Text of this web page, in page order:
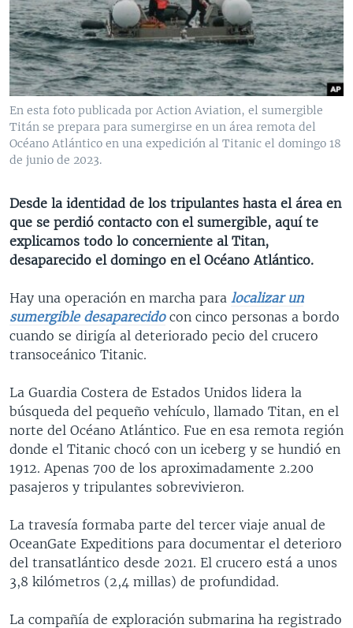
VENEZUELA
BRASIL
NICARAGUA
ECONOMÍA
ENTRETENIMIENTO Y CULTURA
TECNOLOGÍA
DEPORTES
CIENCIA Y SALUD
MULTIMEDIA
VIDEOS
FOTOGRAFÍA
AUDIOS
PROGRAMAS TV
EL MUNDO AL DÍA
FORO INTERAMERICANO
VISIÓN 360
LAS CLAVES
RADIO
AVANCE INFORMATIVO
AUDIONOTICIAS
BUENOS DÍAS AMÉRICA
EL MUNDO AL DÍA [RADIO]
FORO [RADIO]
DEPORTIVO INTERNACIONAL
NOTA ECONÓMICA
ENTRETENIMIENTO
DIRECT
DOCUMENTALES DE LA VOA
Learning English
SÍGANOS
En esta foto publicada por Action Aviation, el sumergible
Titán se prepara para sumergirse en un área remota del
Océano Atlántico en una expedición al Titanic el domingo 18
de junio de 2023.
Desde la identidad de los tripulantes hasta el área en
que se perdió contacto con el sumergible, aquí te
explicamos todo lo concerniente al Titan,
desaparecido el domingo en el Océano Atlántico.
Hay una operación en marcha para localizar un
sumergible desaparecidocon cinco personas a bordo
cuando se dirigía al deteriorado pecio del crucero
transoceánico Titanic.
La Guardia Costera de Estados Unidos lidera la
búsqueda del pequeño vehículo, llamado Titan, en el
norte del Océano Atlántico. Fue en esa remota región
donde el Titanic chocó con un iceberg y se hundió en
1912. Apenas 700 de los aproximadamente 2.200
pasajeros y tripulantes sobrevivieron.
La travesía formaba parte del tercer viaje anual de
OceanGate Expeditions para documentar el deterioro
del transatlántico desde 2021. El crucero está a unos
3,8 kilómetros (2,4 millas) de profundidad.
La compañía de exploración submarina ha registrado